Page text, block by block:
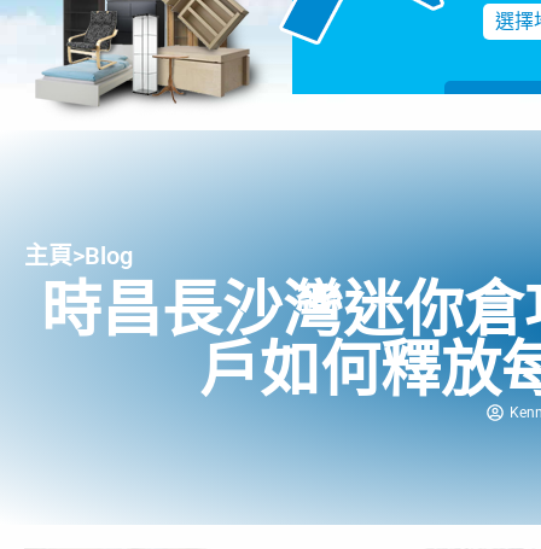
選擇
主頁>Blog
時昌長沙灣迷你
戶如何釋放